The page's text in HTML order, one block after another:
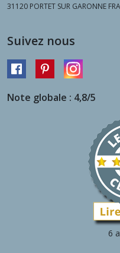
31120 PORTET SUR GARONNE
Suivez nous
Note globale : 4,8/5
6